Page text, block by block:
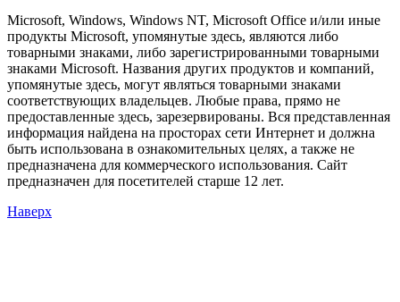
Microsoft, Windows, Windows NT, Microsoft Office и/или иные
продукты Microsoft, упомянутые здесь, являются либо
товарными знаками, либо зарегистрированными товарными
знаками Microsoft. Названия других продуктов и компаний,
упомянутые здесь, могут являться товарными знаками
соответствующих владельцев. Любые права, прямо не
предоставленные здесь, зарезервированы. Вся представленная
информация найдена на просторах сети Интернет и должна
быть использована в ознакомительных целях, а также не
предназначена для коммерческого использования. Сайт
предназначен для посетителей старше 12 лет.
Наверх